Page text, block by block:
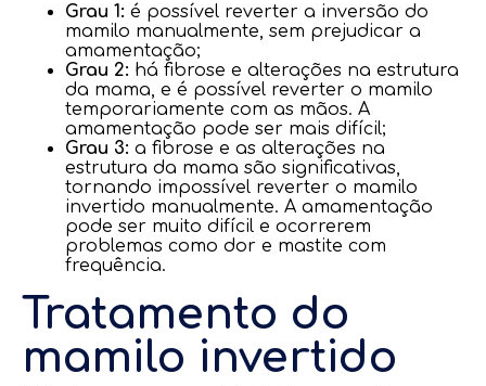
Grau 1: é possível reverter a inversão do
mamilo manualmente, sem prejudicar a
amamentação;
Grau 2: há fibrose e alterações na estrutura
da mama, e é possível reverter o mamilo
temporariamente com as mãos. A
amamentação pode ser mais difícil;
Grau 3: a fibrose e as alterações na
estrutura da mama são significativas,
tornando impossível reverter o mamilo
invertido manualmente. A amamentação
pode ser muito difícil e ocorrerem
problemas como dor e mastite com
frequência.
Tratamento do
mamilo invertido